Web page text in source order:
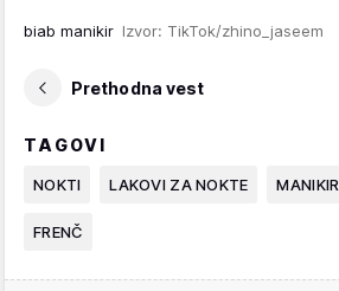
biab manikir Izvor: TikTok/zhino_jaseem
Prethodna vest
TAGOVI
NOKTI LAKOVI ZA NOKTE MANIKIR
FRENČ